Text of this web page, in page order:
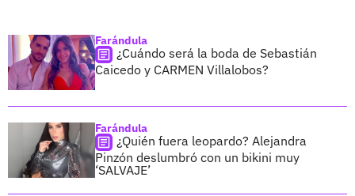
Farándula
¿Cuándo será la boda de Sebastián
Caicedo y CARMEN Villalobos?
Farándula
¿Quién fuera leopardo? Alejandra
Pinzón deslumbró con un bikini muy
‘SALVAJE’